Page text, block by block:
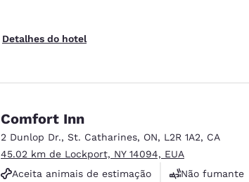
Detalhes do hotel
Comfort Inn
2 Dunlop Dr., St. Catharines, ON, L2R 1A2, CA
45.02 km de Lockport, NY 14094, EUA
Aceita animais de estimação
Não fumante